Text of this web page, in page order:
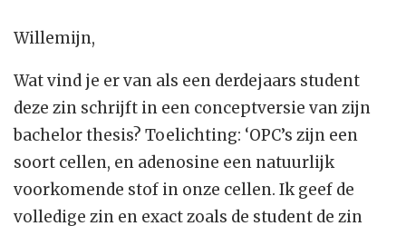
Willemijn,
Wat vind je er van als een derdejaars student
deze zin schrijft in een conceptversie van zijn
bachelor thesis? Toelichting: ‘OPC’s zijn een
soort cellen, en adenosine een natuurlijk
voorkomende stof in onze cellen. Ik geef de
volledige zin en exact zoals de student de zin